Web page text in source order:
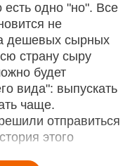
есть одно "но". Все
не
дешевых сырных
страну сыру
будет
вида": выпускать
чаще.
отправиться
этого